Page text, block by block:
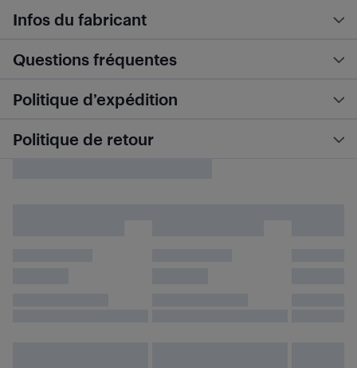
Infos du fabricant
Questions fréquentes
Politique d’expédition
Politique de retour